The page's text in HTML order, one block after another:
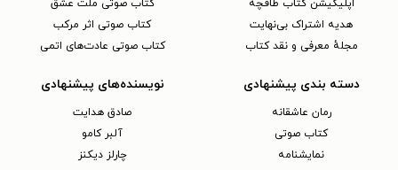
اپلیکیشن کتاب طاقچه
هدیه اشتراک بی‌نهایت
مجلهٔ معرفی و نقد کتاب
کتاب صوتی ملت عشق
کتاب صوتی اثر مرکب
کتاب صوتی عادت‌های اتمی
دسته بندی پیشنهادی
رمان عاشقانه
کتاب‌ صوتی
نمایشنامه
نویسنده‌های پیشنهادی
صادق هدایت
آلبر کامو
چارلز دیکنز